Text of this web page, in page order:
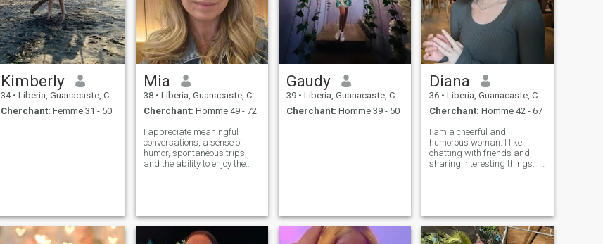
Kimberly
34 • Liberia, Guanacaste, Costa Rica
Cherchant: Femme 31 - 50
Mia
38 • Liberia, Guanacaste, Costa Rica
Cherchant: Homme 49 - 72
I appreciate meaningful
conversations, a sense of
humor, spontaneous trips,
and the ability to enjoy the
Gaudy
39 • Liberia, Guanacaste, Costa Rica
Cherchant: Homme 39 - 50
Diana
36 • Liberia, Guanacaste, Costa Rica
Cherchant: Homme 42 - 67
I am a cheerful and
humorous woman. I like
chatting with friends and
sharing interesting things. I